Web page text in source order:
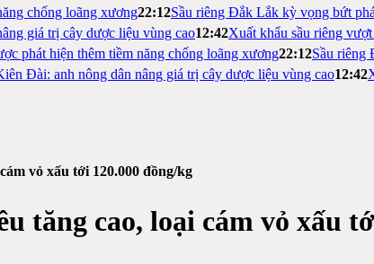
chống loãng xương22:12Sầu riêng Đắk Lắk kỳ vọng bứt
giá trị cây dược liệu vùng cao12:42Xuất khẩu sầu riêng
phát hiện thêm tiềm năng chống loãng xương22:12Sầu riêng
Đài: anh nông dân nâng giá trị cây dược liệu vùng cao12:42
vỏ xấu tới 120.000 đồng/kg
tăng cao, loại cám vỏ xấu